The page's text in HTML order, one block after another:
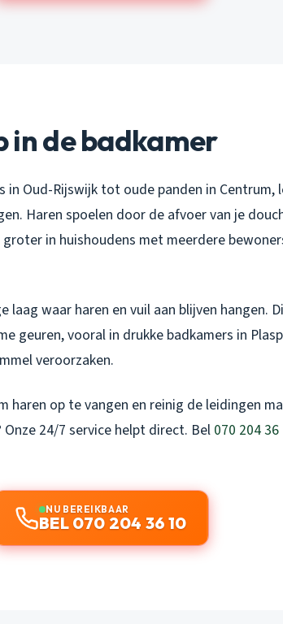
in de badkamer
in Oud-Rijswijk tot oude panden in Centrum,
Haren spoelen door de afvoer van je
in huishoudens met meerdere
laag waar haren en vuil aan blijven hangen.
geuren, vooral in drukke badkamers in
veroorzaken.
haren op te vangen en reinig de leidingen
24/7 service helpt direct. Bel 070 204 36
NU BEREIKBAAR
BEL 070 204 36 10